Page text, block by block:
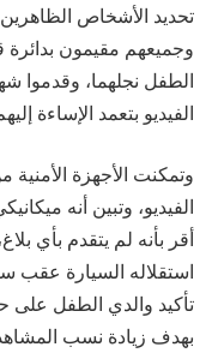
تحديد الأشخاص
وجميعهم مقيمون
الطفل نجلهما، وقدموا
الفيديو بتعمد الإساءة
وتمكنت الأجهزة
الفيديو، وتبين أنه
أقر بأنه لم يتقدم بأي
استقلاله السيارة عقب
تأكيد والدي الطفل على
بهدف زيادة نسب